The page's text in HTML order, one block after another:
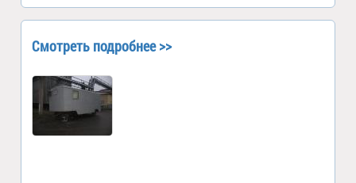
Смотреть подробнее >>